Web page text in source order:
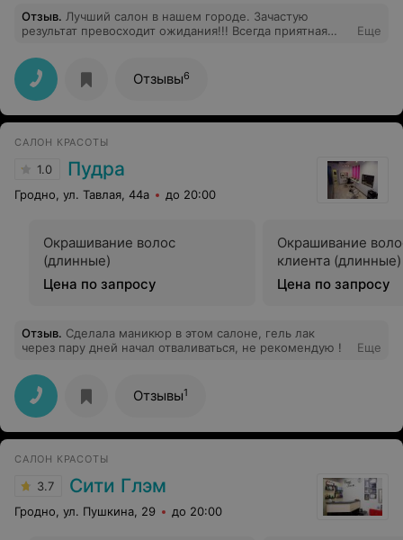
Отзыв. Лучший салон в нашем городе. Зачастую
результат превосходит ожидания!!! Всегда приятная
Еще
Отзывы6
САЛОН КРАСОТЫ
1.0 Пудра
Гродно, ул. Тавлая, 44а до 20:00
Окрашивание волос
(длинные)
Цена по запросу
Окрашивание
клиента (длинные)
Цена по запросу
Отзыв. Сделала маникюр в этом салоне, гель лак
через пару дней начал отваливаться, не рекомендую !
Еще
Отзывы1
САЛОН КРАСОТЫ
3.7 Сити Глэм
Гродно, ул. Пушкина, 29 до 20:00